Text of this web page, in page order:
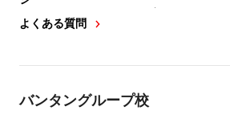
よくある質問
バンタングループ校